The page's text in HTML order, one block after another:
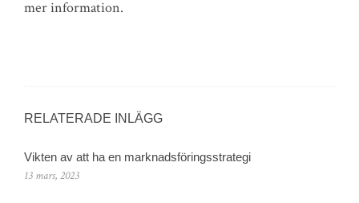
mer information.
RELATERADE INLÄGG
Vikten av att ha en marknadsföringsstrategi
13 mars, 2023